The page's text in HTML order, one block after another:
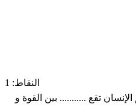
النقاط: 1
تقع ........... بين القوة و